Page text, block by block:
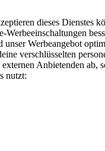
dieses Dienstes
Werbeeinschaltungen
unser Werbeangebot
verschlüsselten
Anbietenden ab,
nutzt: